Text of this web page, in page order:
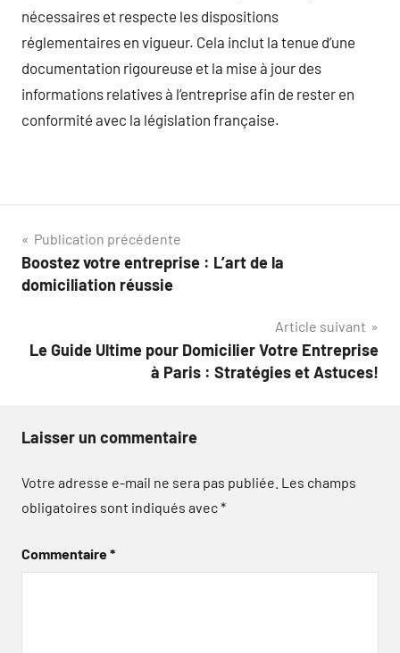
nécessaires et respecte les dispositions
réglementaires en vigueur. Cela inclut la tenue d’une
documentation rigoureuse et la mise à jour des
informations relatives à l’entreprise afin de rester en
conformité avec la législation française.
Navigation
de
Publication précédente
Boostez votre entreprise : L’art de la
domiciliation réussie
Article suivant
Le Guide Ultime pour Domicilier Votre Entreprise
à Paris : Stratégies et Astuces!
Laisser un commentaire
Votre adresse e-mail ne sera pas publiée. Les champs
obligatoires sont indiqués avec*
Commentaire*